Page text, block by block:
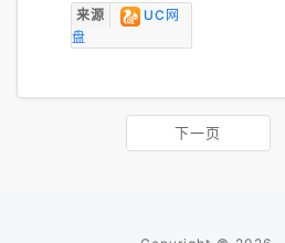
如皋中学(重要
教研资料).pp
来源
UC网
盘
下一页